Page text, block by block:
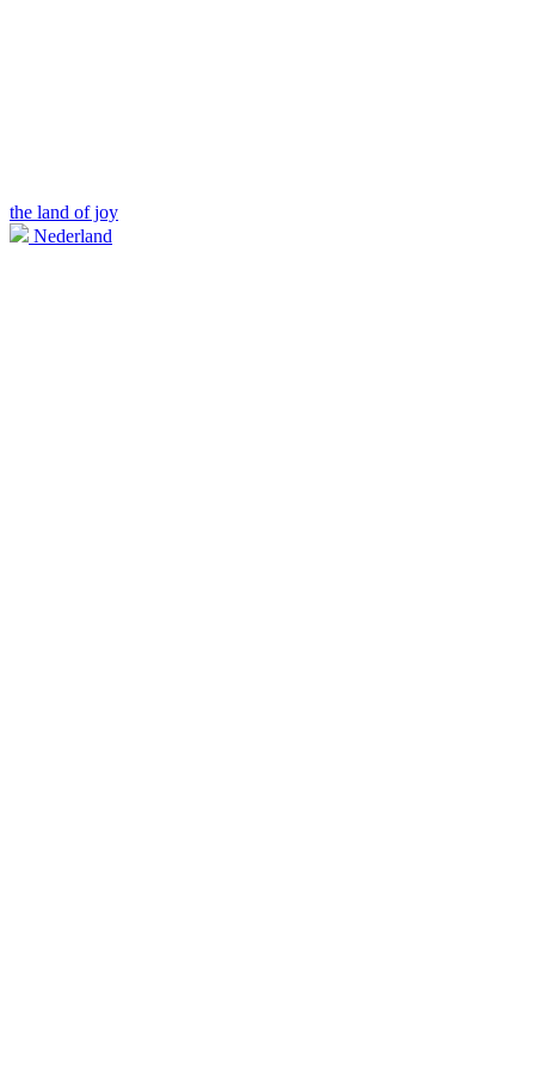
the land of joy
Nederland